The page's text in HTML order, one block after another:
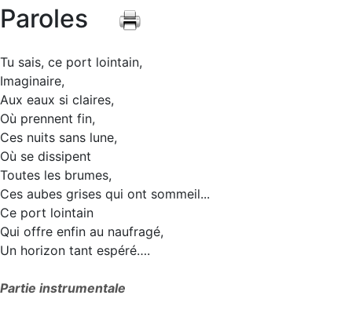
Paroles
Tu sais, ce port lointain,
Imaginaire,
Aux eaux si claires,
Où prennent fin,
Ces nuits sans lune,
Où se dissipent
Toutes les brumes,
Ces aubes grises qui ont sommeil...
Ce port lointain
Qui offre enfin au naufragé,
Un horizon tant espéré….
Partie instrumentale